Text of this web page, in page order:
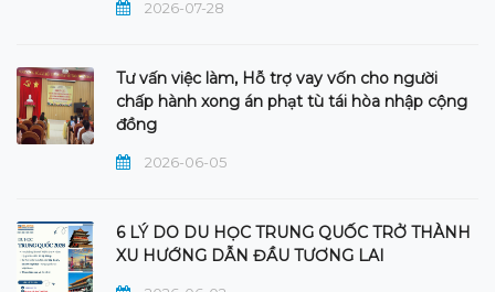
2026-07-28
Tư vấn việc làm, Hỗ trợ vay vốn cho người
chấp hành xong án phạt tù tái hòa nhập cộng
đồng
2026-06-05
6 LÝ DO DU HỌC TRUNG QUỐC TRỞ THÀNH
XU HƯỚNG DẪN ĐẦU TƯƠNG LAI